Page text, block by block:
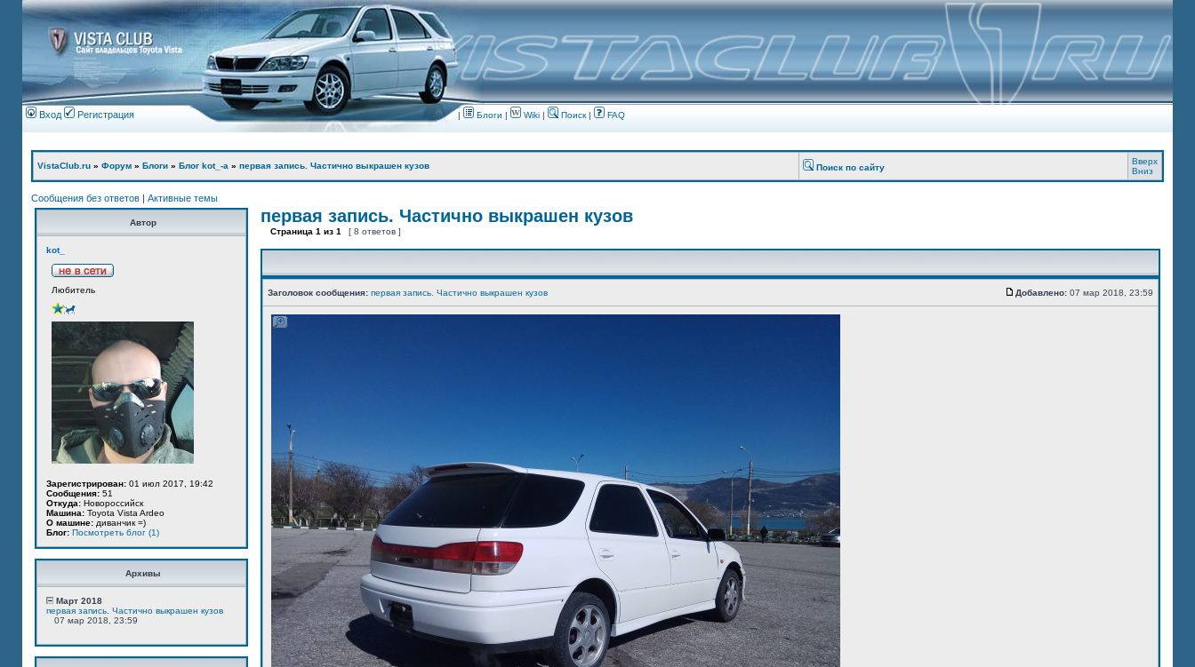
Вход Регистрация | Блоги | Wiki | Поиск| FAQ
VistaClub.ru » Форум » Блоги » Блог kot_-а » первая запись. Частично выкрашен кузов Поиск по сайту
Вверх
Вниз
Сообщения без ответов | Активные темы
Автор
kot_
Любитель
Зарегистрирован: 01 июл 2017, 19:42
Сообщения: 51
Откуда: Новороссийск
Машина: Toyota Vista Ardeo
О машине: диванчик =)
Блог: Посмотреть блог (1)
Архивы
Март 2018
первая запись. Частично выкрашен кузов
07 мар 2018, 23:59
первая запись. Частично выкрашен кузов
Страница 1 из 1 [ 8 ответов ]
Заголовок сообщения: первая запись. Частично выкрашен кузов Добавлено: 07 мар 2018, 23:59